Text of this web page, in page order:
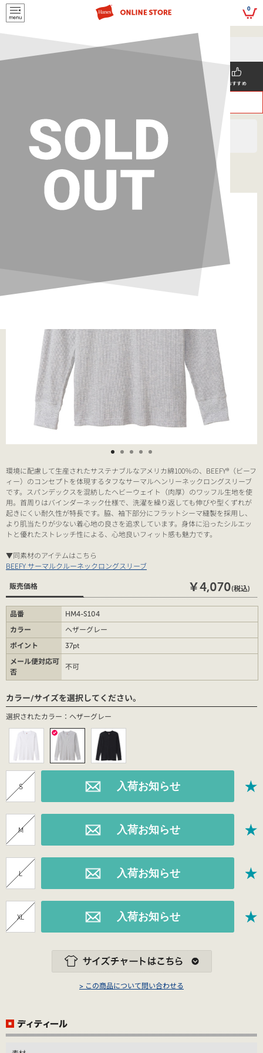
script> 0
5,500円(税込)以上
のご購入で送料を弊社負担で
お届けいたします
メールマガジンの登録で
おすすめ
ヘインズ > MEN'S > Tシャツ
BEEFY サーマルヘンリーネックロングスリーブ 25FW
BEEFY ヘインズ(HM4-S104)
環境に配慮して生産されたサステナブルなアメリカ綿100％の、BEEFY®（ビーフ
ィー）のコンセプトを体現するタフなサーマルヘンリーネックロングスリーブ
です。スパンデックスを混紡したヘビーウェイト（肉厚）のワッフル生地を使
用。首周りはバインダーネック仕様で、洗濯を繰り返しても伸びや型くずれが
起きにくい耐久性が特長です。脇、袖下部分にフラットシーマ縫製を採用し、
より肌当たりが少ない着心地の良さを追求しています。身体に沿ったシルエッ
トと優れたストレッチ性による、心地良いフィット感も魅力です。
▼同素材のアイテムはこちら
BEEFY サーマルクルーネックロングスリーブ
販売価格 ￥4,070(税込)
品番
HM4-S104
カラー
ヘザーグレー
ポイント
37pt
メール便対応可
否
不可
カラー/サイズを選択してください。
選択されたカラー：ヘザーグレー
S
M
L
XL
> この商品について問い合わせる